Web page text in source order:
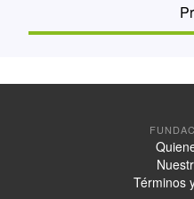
Términos